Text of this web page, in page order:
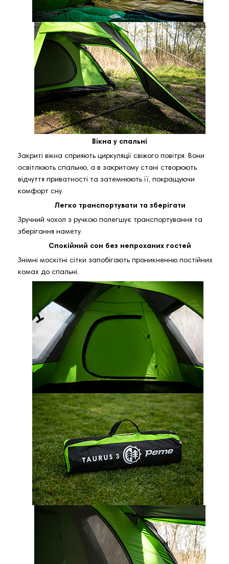
Вікна у спальні
Закриті вікна сприяють циркуляції свіжого повітря. Вони
освітлюють спальню, а в закритому стані створюють
відчуття приватності та затемнюють її, покращуючи
комфорт сну.
Легко транспортувати та зберігати
Зручний чохол з ручкою полегшує транспортування та
зберігання намету.
Спокійний сон без непроханих гостей
Знімні москітні сітки запобігають проникненню постійних
комах до спальні.